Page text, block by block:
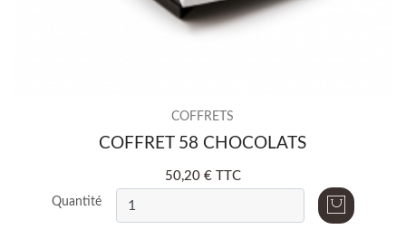
COFFRETS
COFFRET 58 CHOCOLATS
50,20 € TTC
Quantité